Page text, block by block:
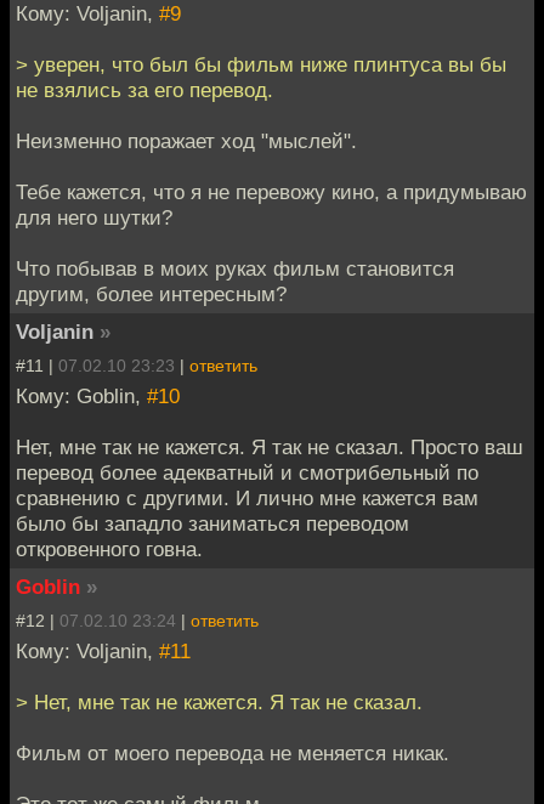
Кому: Voljanin, #9
> уверен, что был бы фильм ниже плинтуса вы бы
не взялись за его перевод.
Неизменно поражает ход "мыслей".
Тебе кажется, что я не перевожу кино, а придумываю
для него шутки?
Что побывав в моих руках фильм становится
другим, более интересным?
Voljanin »
#11 | 07.02.10 23:23 | ответить
Кому: Goblin, #10
Нет, мне так не кажется. Я так не сказал. Просто ваш
перевод более адекватный и смотрибельный по
сравнению с другими. И лично мне кажется вам
было бы западло заниматься переводом
откровенного говна.
Goblin »
#12 | 07.02.10 23:24 | ответить
Кому: Voljanin, #11
> Нет, мне так не кажется. Я так не сказал.
Фильм от моего перевода не меняется никак.